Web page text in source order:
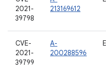
2021-
39798
213169612
CVE-
2021-
39799
A-
200288596